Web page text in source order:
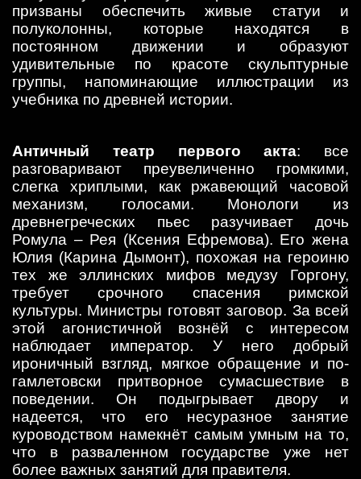
призваны обеспечить живые статуи и
полуколонны, которые находятся в
постоянном движении и образуют
удивительные по красоте скульптурные
группы, напоминающие иллюстрации из
учебника по древней истории.
Античный театр первого акта: все
разговаривают преувеличенно громкими,
слегка хриплыми, как ржавеющий часовой
механизм, голосами. Монологи из
древнегреческих пьес разучивает дочь
Ромула – Рея (Ксения Ефремова). Его жена
Юлия (Карина Дымонт), похожая на героиню
тех же эллинских мифов медузу Горгону,
требует срочного спасения римской
культуры. Министры готовят заговор. За всей
этой агонистичной вознёй с интересом
наблюдает император. У него добрый
ироничный взгляд, мягкое обращение и по-
гамлетовски притворное сумасшествие в
поведении. Он подыгрывает двору и
надеется, что его несуразное занятие
куроводством намекнёт самым умным на то,
что в разваленном государстве уже нет
более важных занятий для правителя.